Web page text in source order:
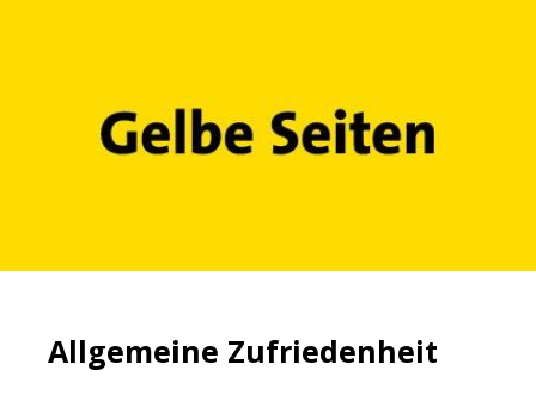
Allgemeine Zufriedenheit